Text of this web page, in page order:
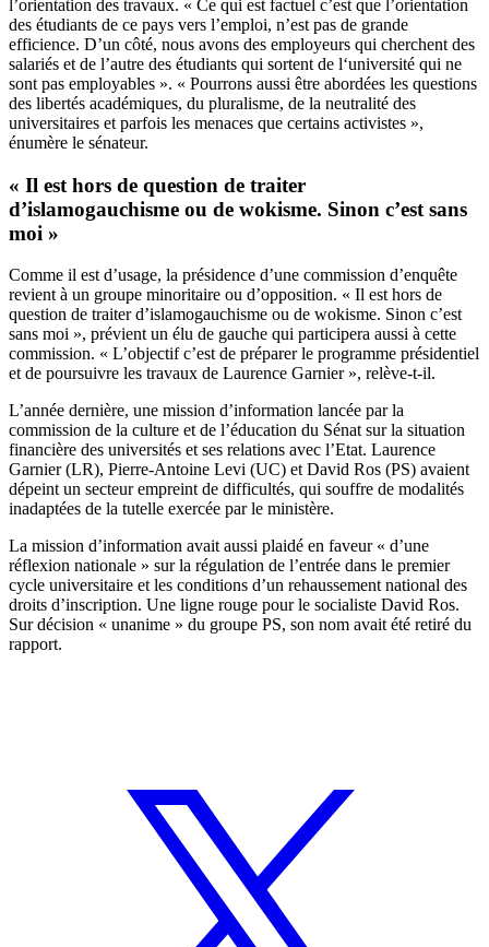
l’orientation des travaux. « Ce qui est factuel c’est que l’orientation
des étudiants de ce pays vers l’emploi, n’est pas de grande
efficience. D’un côté, nous avons des employeurs qui cherchent des
salariés et de l’autre des étudiants qui sortent de l‘université qui ne
sont pas employables ». « Pourrons aussi être abordées les questions
des libertés académiques, du pluralisme, de la neutralité des
universitaires et parfois les menaces que certains activistes »,
énumère le sénateur.
« Il est hors de question de traiter
d’islamogauchisme ou de wokisme. Sinon c’est sans
moi »
Comme il est d’usage, la présidence d’une commission d’enquête
revient à un groupe minoritaire ou d’opposition. « Il est hors de
question de traiter d’islamogauchisme ou de wokisme. Sinon c’est
sans moi », prévient un élu de gauche qui participera aussi à cette
commission. « L’objectif c’est de préparer le programme présidentiel
et de poursuivre les travaux de Laurence Garnier », relève-t-il.
L’année dernière, une mission d’information lancée par la
commission de la culture et de l’éducation du Sénat sur la situation
financière des universités et ses relations avec l’Etat. Laurence
Garnier (LR), Pierre-Antoine Levi (UC) et David Ros (PS) avaient
dépeint un secteur empreint de difficultés, qui souffre de modalités
inadaptées de la tutelle exercée par le ministère.
La mission d’information avait aussi plaidé en faveur « d’une
réflexion nationale » sur la régulation de l’entrée dans le premier
cycle universitaire et les conditions d’un rehaussement national des
droits d’inscription. Une ligne rouge pour le socialiste David Ros.
Sur décision « unanime » du groupe PS, son nom avait été retiré du
rapport.